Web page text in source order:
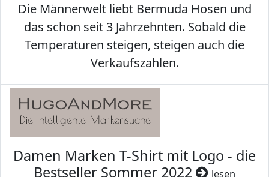
Die Männerwelt liebt Bermuda Hosen und
das schon seit 3 Jahrzehnten. Sobald die
Temperaturen steigen, steigen auch die
Verkaufszahlen.
Damen Marken T-Shirt mit Logo - die
Bestseller Sommer 2022
lesen